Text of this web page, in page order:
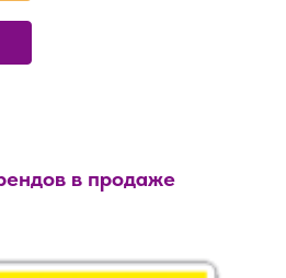
в продаже